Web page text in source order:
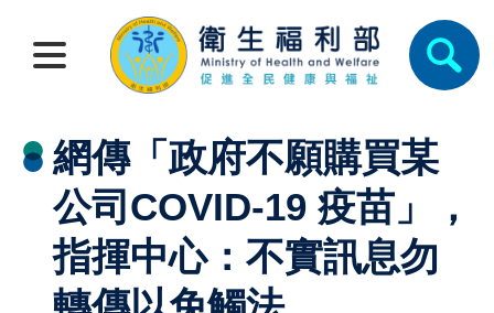
網傳「政府不願購買某
公司COVID-19 疫苗」，
指揮中心：不實訊息勿